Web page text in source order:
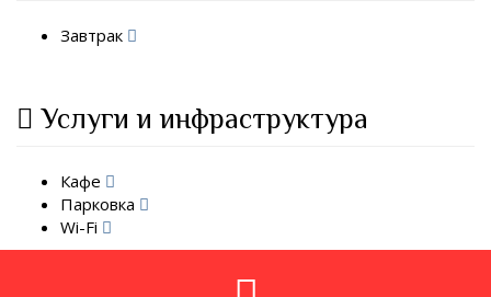
Завтрак
Услуги и инфраструктура
Кафе
Парковка
Wi-Fi